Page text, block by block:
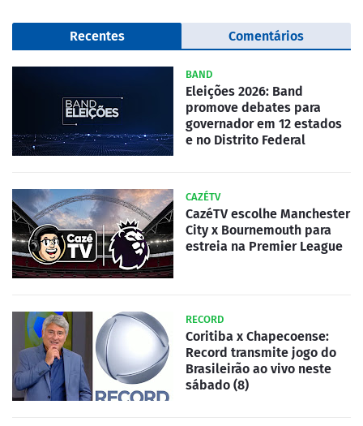
Recentes Comentários
BAND
Eleições 2026: Band
promove debates para
governador em 12 estados
e no Distrito Federal
CAZÉTV
CazéTV escolhe Manchester
City x Bournemouth para
estreia na Premier League
RECORD
Coritiba x Chapecoense:
Record transmite jogo do
Brasileirão ao vivo neste
sábado (8)